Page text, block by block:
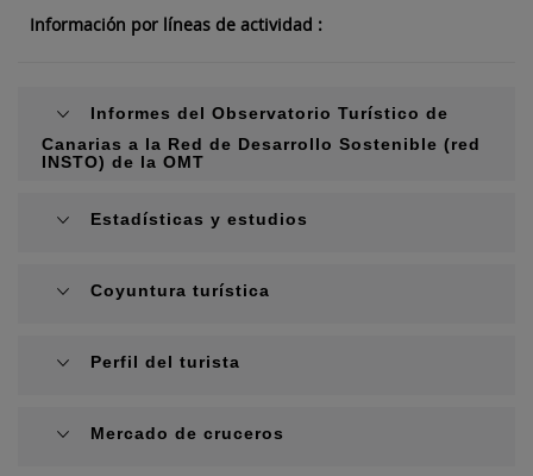
Información por líneas de actividad :
Informes del Observatorio Turístico de
Canarias a la Red de Desarrollo Sostenible (red
INSTO) de la OMT
Estadísticas y estudios
Coyuntura turística
Perfil del turista
Mercado de cruceros